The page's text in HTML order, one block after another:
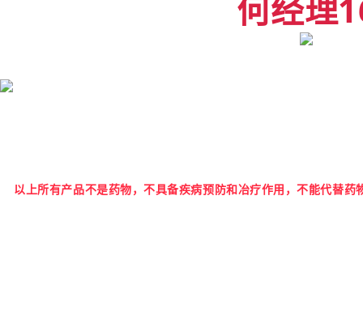
何经理
以上所有产品不是药物，不具备疾病预防和冶疗作用，不能代替药